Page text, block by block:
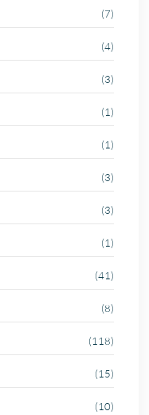
(7)
(4)
(3)
(1)
(1)
(3)
(3)
(1)
(41)
(8)
(118)
(15)
(10)